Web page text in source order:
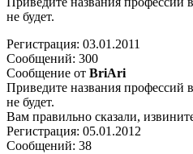
не будет.
Регистрация: 03.01.2011
Сообщений: 300
Сообщение от BriAri
Приведите названия профессий
не будет.
Вам правильно сказали,
Регистрация: 05.01.2012
Сообщений: 38